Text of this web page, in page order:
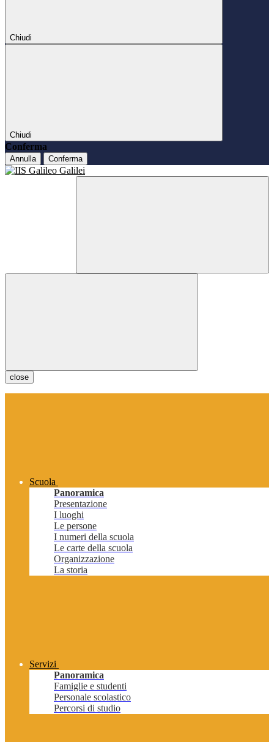
Chiudi
Chiudi
Conferma
Annulla Conferma
close
Scuola
Panoramica
Presentazione
I luoghi
Le persone
I numeri della scuola
Le carte della scuola
Organizzazione
La storia
Servizi
Panoramica
Famiglie e studenti
Personale scolastico
Percorsi di studio